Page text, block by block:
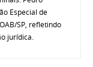
Especial de
SP, refletindo
jurídica.